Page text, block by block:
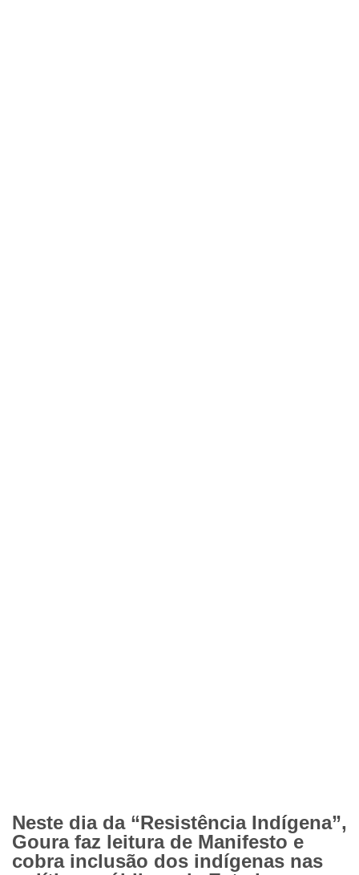
Neste dia da “Resistência Indígena”,
Goura faz leitura de Manifesto e
cobra inclusão dos indígenas nas